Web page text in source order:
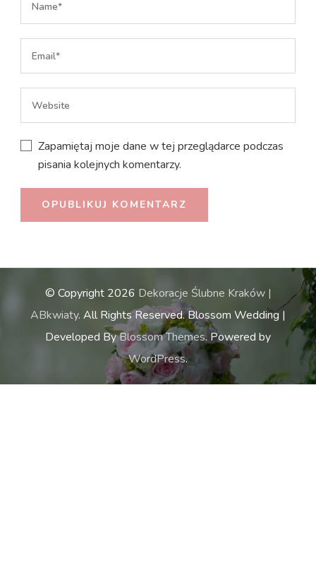
Zapamiętaj moje dane w tej przeglądarce podczas
pisania kolejnych komentarzy.
© Copyright 2026 Dekoracje Ślubne Kraków |
ABkwiaty. All Rights Reserved.Blossom Wedding |
Developed ByBlossom Themes. Powered by
WordPress.